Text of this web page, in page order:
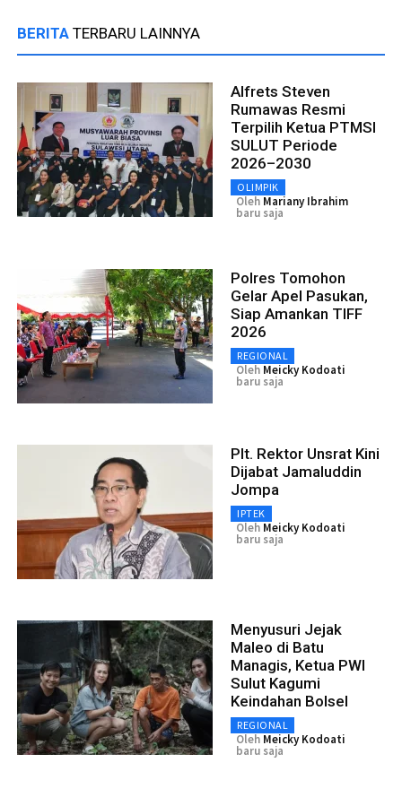
BERITA TERBARU LAINNYA
Alfrets Steven
Rumawas Resmi
Terpilih Ketua PTMSI
SULUT Periode
2026–2030
OLIMPIK
Oleh Mariany Ibrahim
baru saja
Polres Tomohon
Gelar Apel Pasukan,
Siap Amankan TIFF
2026
REGIONAL
Oleh Meicky Kodoati
baru saja
Plt. Rektor Unsrat Kini
Dijabat Jamaluddin
Jompa
IPTEK
Oleh Meicky Kodoati
baru saja
Menyusuri Jejak
Maleo di Batu
Managis, Ketua PWI
Sulut Kagumi
Keindahan Bolsel
REGIONAL
Oleh Meicky Kodoati
baru saja